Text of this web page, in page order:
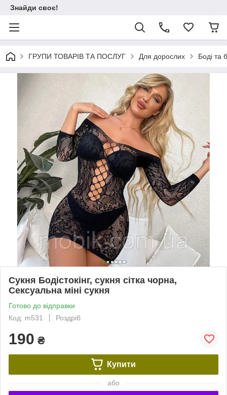
Знайди своє!
ГРУПИ ТОВАРІВ ТА ПОСЛУГ Для дорослих Боді та
Сукня Бодістокінг, сукня сітка чорна,
Сексуальна міні сукня
Готово до відправки
Код: m531
Роздріб
190 ₴
Купити
або